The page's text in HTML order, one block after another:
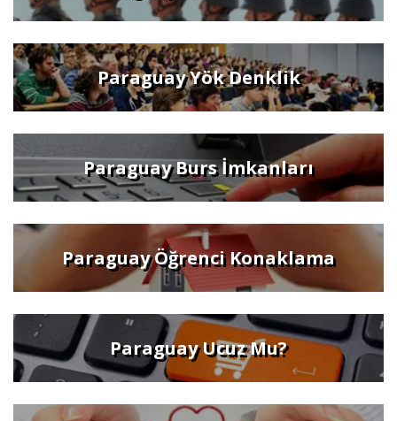
Paraguay Yök Denklik
Paraguay Burs İmkanları
Paraguay Öğrenci Konaklama
Paraguay Ucuz Mu?